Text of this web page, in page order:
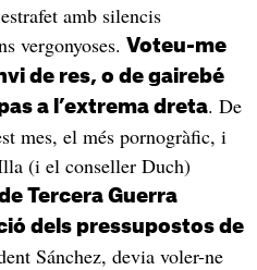
amb silencis
vergonyoses. Voteu-me
de res, o de gairebé
a l’extrema dreta. De
mes, el més pornogràfic, i
(i el conseller Duch)
Tercera Guerra
dels pressupostos de
Sánchez, devia voler-ne